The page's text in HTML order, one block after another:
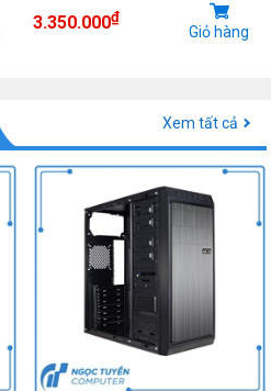
3.350.000₫
Giỏ hàng
Xem tất cả